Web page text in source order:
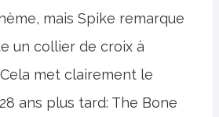
mais Spike remarque
un collier de croix à
met clairement le
ans plus tard: The Bone